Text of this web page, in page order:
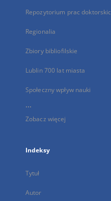
Repozytorium prac
Regionalia
Zbiory bibliofilskie
Lublin 700 lat miasta
Społeczny wpływ nauki
...
Zobacz więcej
Indeksy
Tytuł
Autor